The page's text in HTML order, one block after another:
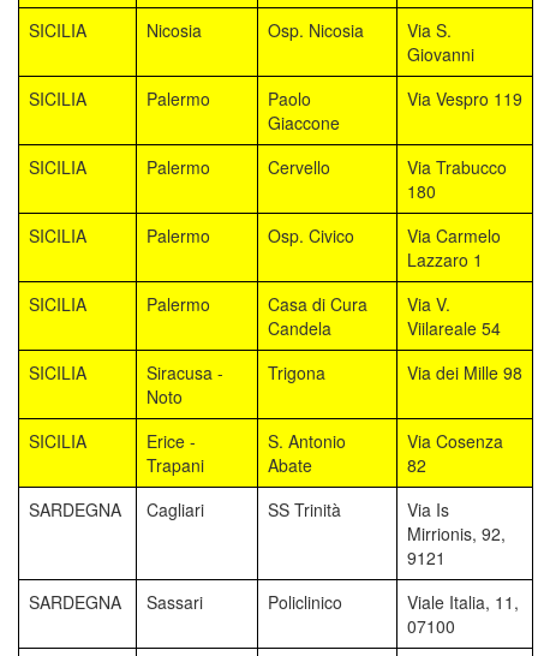
SICILIA
Nicosia Osp. Nicosia
Via S.
Giovanni
SICILIA
Palermo
Paolo
Giaccone
Via Vespro 119
SICILIA Palermo Cervello
Via Trabucco
180
SICILIA
Palermo Osp. Civico
Via Carmelo
Lazzaro 1
SICILIA
Palermo
Casa di Cura
Candela
Via V.
Viilareale 54
SICILIA
Siracusa -
Noto
Trigona Via dei Mille 98
SICILIA
Erice -
Trapani
S. Antonio
Abate
Via Cosenza
82
SARDEGNA
Cagliari SS Trinità
Via Is
Mirrionis, 92,
9121
SARDEGNA
Sassari Policlinico
Viale Italia, 11,
07100